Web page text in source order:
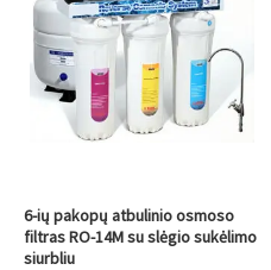
6-ių pakopų atbulinio osmoso
filtras RO-14M su slėgio sukėlimo
siurbliu